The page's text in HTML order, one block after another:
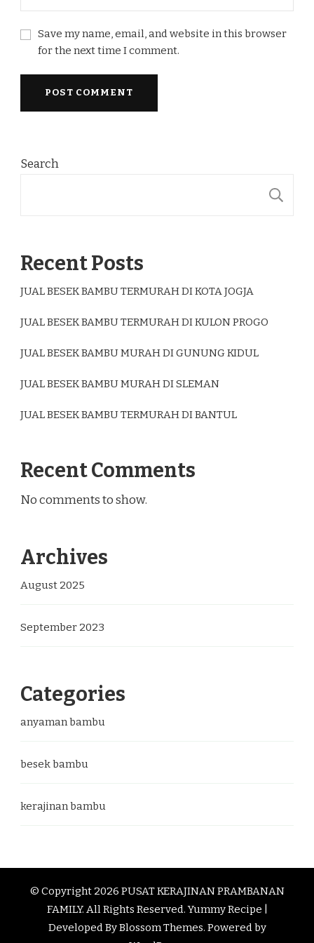
Save my name, email, and website in this browser
for the next time I comment.
Search
Recent Posts
JUAL BESEK BAMBU TERMURAH DI KOTA JOGJA
JUAL BESEK BAMBU TERMURAH DI KULON PROGO
JUAL BESEK BAMBU MURAH DI GUNUNG KIDUL
JUAL BESEK BAMBU MURAH DI SLEMAN
JUAL BESEK BAMBU TERMURAH DI BANTUL
Recent Comments
No comments to show.
Archives
August 2025
September 2023
Categories
anyaman bambu
besek bambu
kerajinan bambu
© Copyright 2026 PUSAT KERAJINAN PRAMBANAN
FAMILY. All Rights Reserved.Yummy Recipe |
Developed ByBlossom Themes. Powered by